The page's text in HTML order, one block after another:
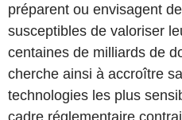
préparent ou envisagent
susceptibles de valoriser
centaines de milliards de
cherche ainsi à accroître
technologies les plus
cadre réglementaire